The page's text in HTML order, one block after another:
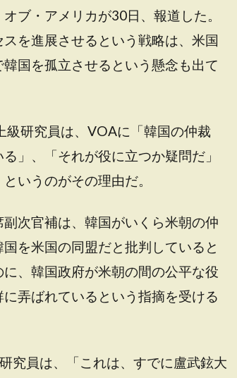
ブ・アメリカが30日、報道した。
を進展させるという戦略は、米国
国を孤立させるという懸念も出て
級研究員は、VOAに「韓国の仲裁
」、「それが役に立つか疑問だ」
いうのがその理由だ。
次官補は、韓国がいくら米朝の仲
を米国の同盟だと批判していると
、韓国政府が米朝の間の公平な役
弄ばれているという指摘を受ける
究員は、「これは、すでに盧武鉉大